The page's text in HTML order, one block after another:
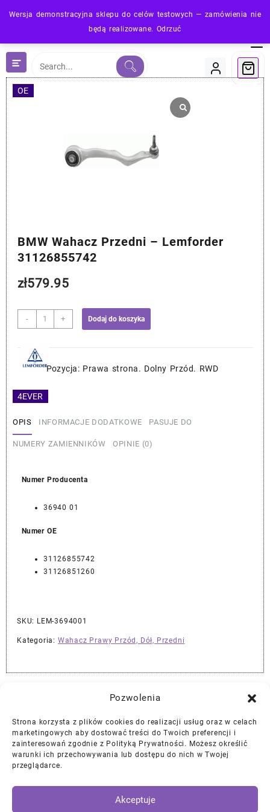
Pozwolenia
Strona korzysta z plików cookies do realizacji usług oraz w celach
marketingowych aby dostować treści do Twoich preferencji i
zainteresowań zgodnie z Polityką Prywatności. Możesz określić
warunki ich przechowywania lub dostępu do nich w Twojej
przeglądarce.
Akceptuje
Wersja demonstracyjna sklepu do celów testowych — zamówienia nie
będą realizowane. Odrzuć
OE
4EVER
BMW Wahacz Przedni – Lemforder
31126855742
zł579.95
-
ilość
BMW
Przedni
-
31126855742
+ Dodaj do koszyka
Pozycja: Prawa strona. Dolny Przód. RWD
OPIS INFORMACJE DODATKOWE PASUJE DO
NUMERY ZAMIENNIKÓW OPINIE (0)
Numer Producenta
36940 01
Numer OE
31126855742
31126851260
SKU: LEM-3694001
Kategoria: Wahacz Prawy Przód, Dół, Przedni
Najlepszej Jakości Części Samochodowe z Gwarancją Dożywotnią!*
Gwarancja i Zwroty
Polityka Prywatności
Regulamin Ciasteczka